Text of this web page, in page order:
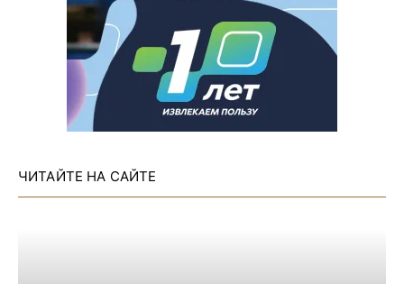
ЧИТАЙТЕ НА САЙТЕ